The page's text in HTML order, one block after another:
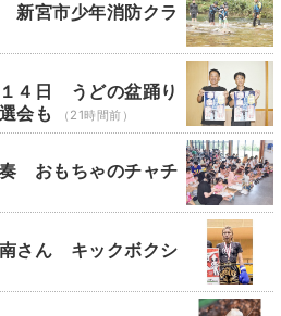
新宮市少年消防クラ
４日 うどの盆踊り
会も
（21時間前）
おもちゃのチャチ
さん キックボクシ